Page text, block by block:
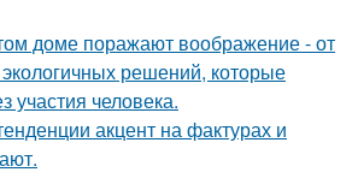
доме поражают воображение - от
решений, которые
участия человека.
акцент на фактурах и